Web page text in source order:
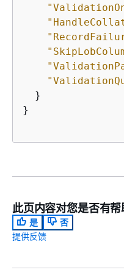
  }
}
此页内容对您是否有帮
是
否
提供反馈